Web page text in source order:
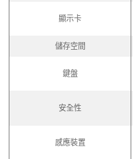
顯示卡
儲存空間
鍵盤
安全性
感應裝置